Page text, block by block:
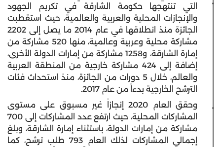
التي تنتهجها حكومة الشارقة في تكريم الجهود
والإنجازات المحلية والعربية والعالمية، حيث استقطبت
الجائزة منذ انطلاقها في عام 2014 ما يصل إلى 2202
مشاركة محلية وعربية وعالمية، منها 520 مشاركة من
إمارة الشارقة، و1258 مشاركة من إمارات الدولة الأخرى،
إضافة إلى 424 مشاركة خارجية من المنطقة العربية
والعالم، خلال 5 دورات من الجائزة، منذ استحداث فئات
الترشح الخارجية بدءاً من عام 2017.
وحقق العام 2020 إنجازاً غير مسبوق على مستوى
المشاركات المحلية، حيث ارتفع عدد المشاركات إلى 700
مشاركة من إمارات الدولة، باستثناء إمارة الشارقة، وبلغ
إجمالي المشاركات لذلك العام 793 طلب ترشح، كما